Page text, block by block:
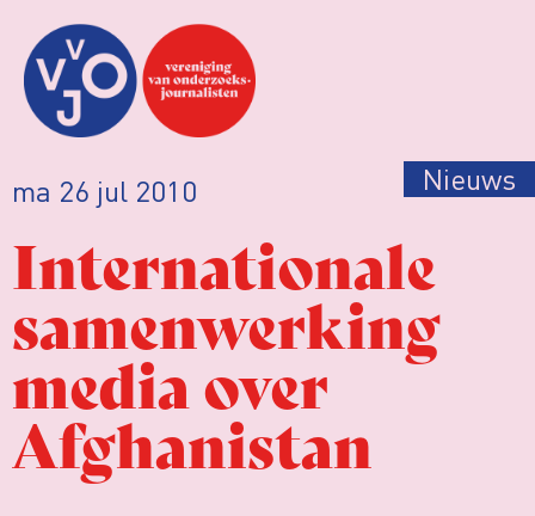
ma 26 jul 2010 Nieuws
Internationale
samenwerking
media over
Afghanistan